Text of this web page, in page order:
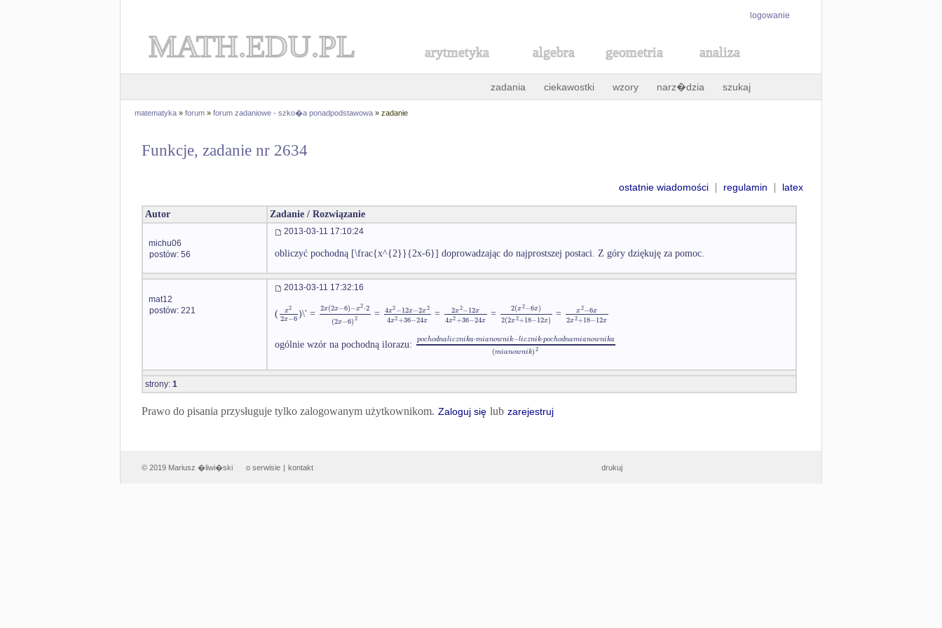
logowanie
MATH.EDU.PL arytmetyka algebra geometria analiza
zadania ciekawostki wzory narz�dzia szukaj
matematyka » forum » forum zadaniowe - szko�a ponadpodstawowa » zadanie
Funkcje, zadanie nr 2634
ostatnie wiadomości | regulamin | latex
Autor Zadanie / Rozwiązanie
michu06
postów: 56
2013-03-11 17:10:24
obliczyć pochodną [\frac{x^{2}}{2x-6}] doprowadzając do najprostszej postaci. Z góry dziękuję za pomoc.
mat12
postów: 221
2013-03-11 17:32:16
( x2
2x−6)\' = 2x(2x−6)−x2⋅2
(2x−6)2 = 4x2−12x−2x2
4x2+36−24x
= 2x2−12x
4x2+36−24x
= 2(x2−6x)
2(2x2+18−12x) = x2−6x
2x2+18−12x
ogólnie wzór na pochodną ilorazu: pochodnalicznika⋅mianownik−licznik⋅pochodnamianownika
(mianownik)2
strony: 1
Prawo do pisania przysługuje tylko zalogowanym użytkownikom. Zaloguj się lub zarejestruj
© 2019 Mariusz �liwi�ski o serwisie | kontakt drukuj